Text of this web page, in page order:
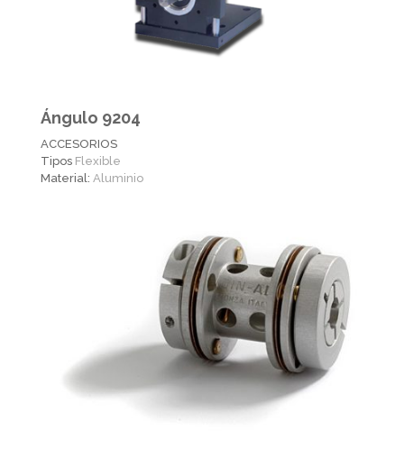
Ángulo 9204
ACCESORIOS
TiposFlexible
Material: Aluminio